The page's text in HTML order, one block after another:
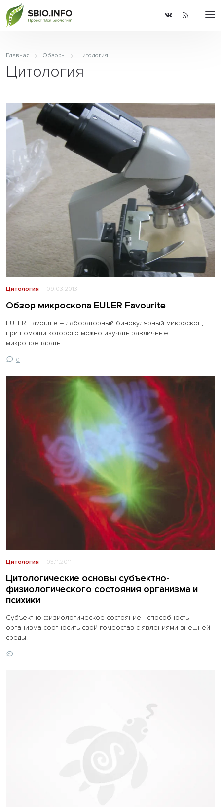
Главная Обзоры Цитология
Цитология
Цитология 09.03.2013
Обзор микроскопа EULER Favourite
EULER Favourite – лабораторный бинокулярный микроскоп,
при помощи которого можно изучать различные
микропрепараты.
0
Цитология 03.11.2011
Цитологические основы субъектно-
физиологического состояния организма и
психики
Субъектно-физиологическое состояние - способность
организма соотносить свой гомеостаз с явлениями внешней
среды.
1